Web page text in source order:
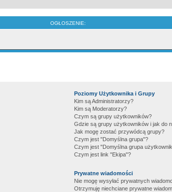
OGŁOSZENIE:
Poziomy Użytkownika i Grupy
Kim są Administratorzy?
Kim są Moderatorzy?
Czym są grupy użytkowników?
Gdzie są grupy użytkowników i jak do
Jak mogę zostać przywódcą grupy?
Czym jest "Domyślna grupa"?
Czym jest "Domyślna grupa
Czym jest link "Ekipa"?
Prywatne wiadomości
Nie mogę wysyłać prywatnych
Otrzymuję niechciane prywatne